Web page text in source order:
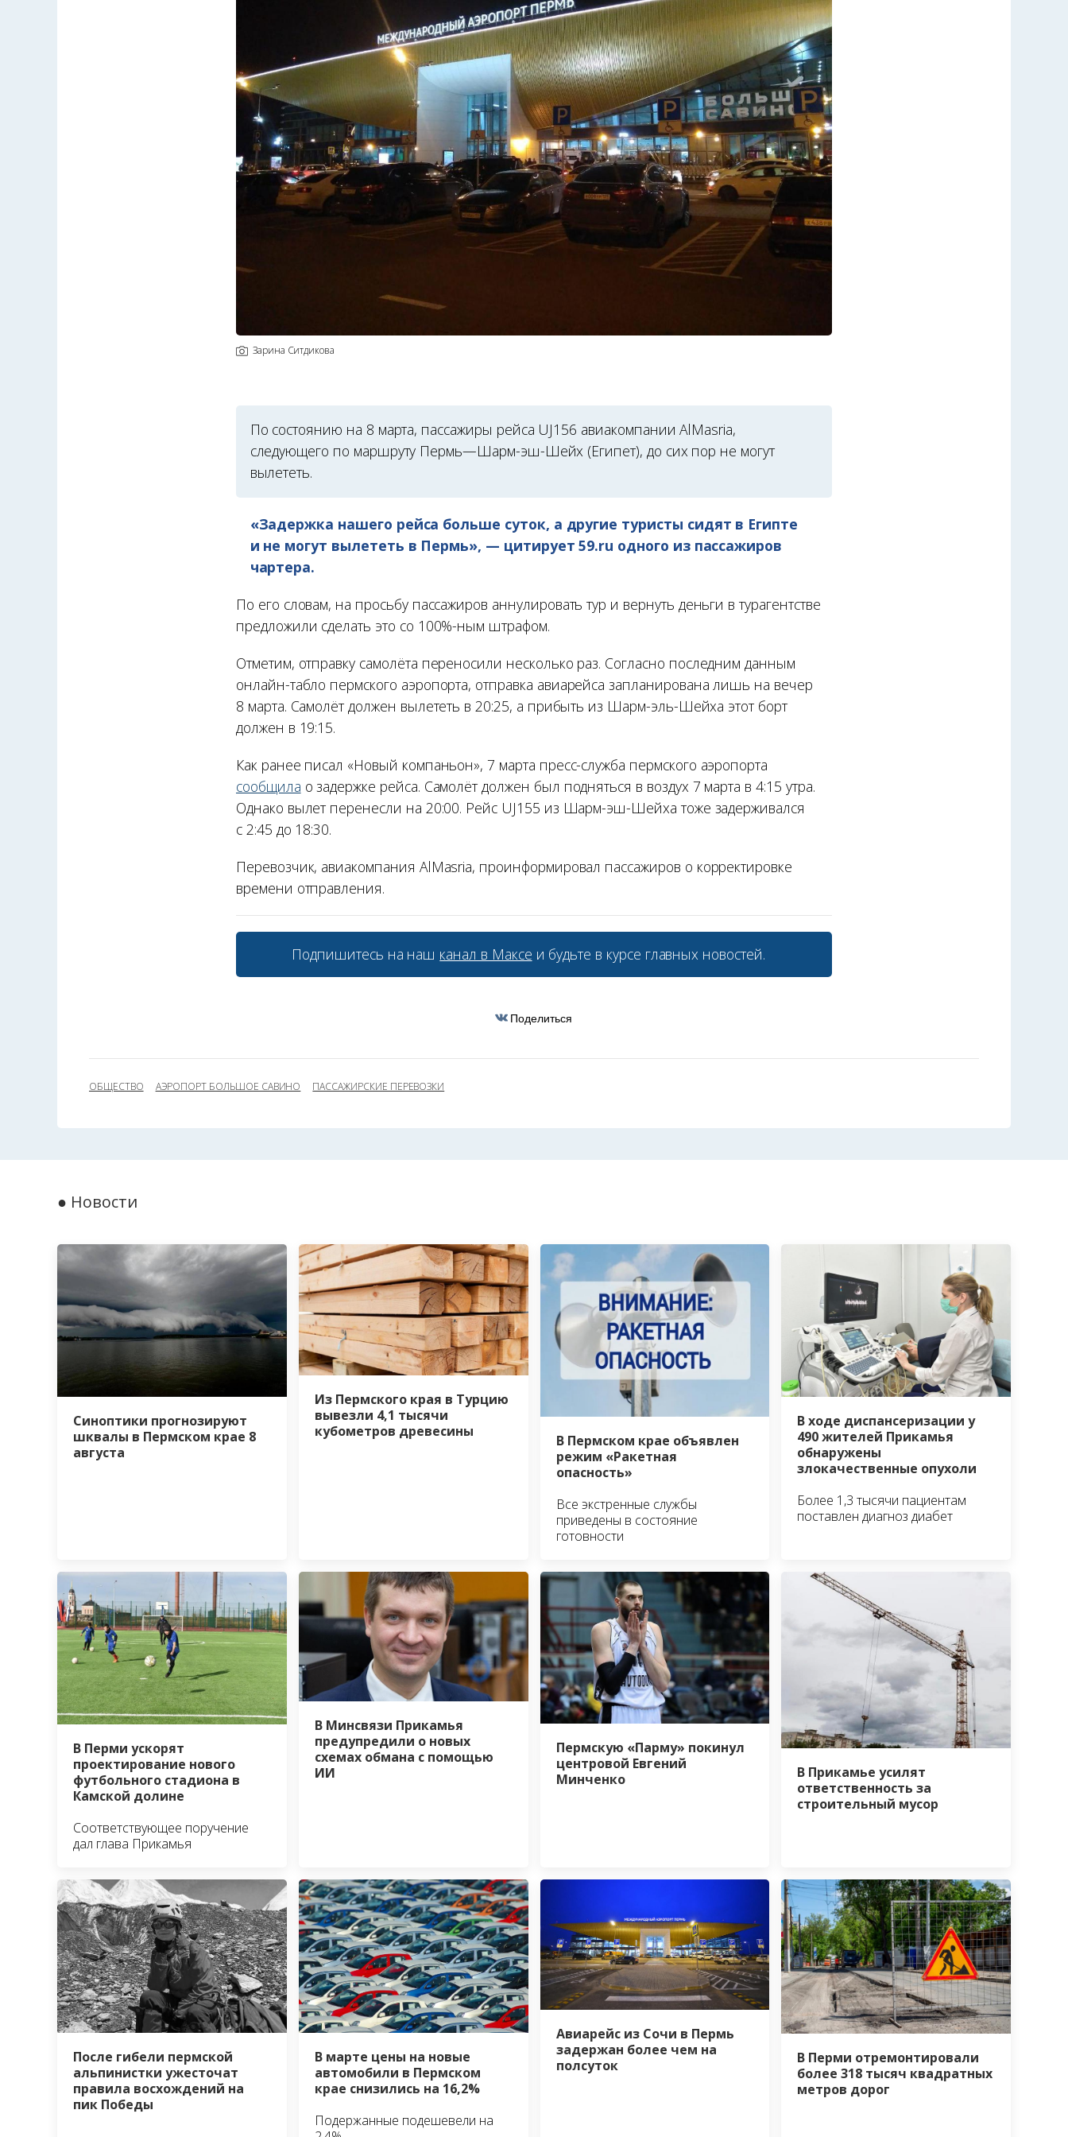
Зарина Ситдикова
По состоянию на 8 марта, пассажиры рейса UJ156 авиакомпании AlMasria,
следующего по маршруту Пермь—Шарм-эш-Шейх (Египет), до сих пор не могут
вылететь.
«Задержка нашего рейса больше суток, а другие туристы сидят в Египте
и не могут вылететь в Пермь», — цитирует 59.ru одного из пассажиров
чартера.
По его словам, на просьбу пассажиров аннулировать тур и вернуть деньги в турагентстве
предложили сделать это со 100%-ным штрафом.
Отметим, отправку самолёта переносили несколько раз. Согласно последним данным
онлайн-табло пермского аэропорта, отправка авиарейса запланирована лишь на вечер
8 марта. Самолёт должен вылететь в 20:25, а прибыть из Шарм-эль-Шейха этот борт
должен в 19:15.
Как ранее писал «Новый компаньон», 7 марта пресс-служба пермского аэропорта
сообщила о задержке рейса. Самолёт должен был подняться в воздух 7 марта в 4:15 утра.
Однако вылет перенесли на 20:00. Рейс UJ155 из Шарм-эш-Шейха тоже задерживался
с 2:45 до 18:30.
Перевозчик, авиакомпания AlMasria, проинформировал пассажиров о корректировке
времени отправления.
Подпишитесь на наш канал в Максе и будьте в курсе главных новостей.
Поделиться
ОБЩЕСТВО АЭРОПОРТ БОЛЬШОЕ САВИНО ПАССАЖИРСКИЕ ПЕРЕВОЗКИ
● Новости
Синоптики прогнозируют
шквалы в Пермском крае 8
августа
Из Пермского края в Турцию
вывезли 4,1 тысячи
кубометров древесины
В Пермском крае объявлен
режим «Ракетная
опасность»
Все экстренные службы
приведены в состояние
готовности
В ходе диспансеризации у
490 жителей Прикамья
обнаружены
злокачественные опухоли
Более 1,3 тысячи пациентам
поставлен диагноз диабет
В Перми ускорят
проектирование нового
футбольного стадиона в
Камской долине
Соответствующее поручение
дал глава Прикамья
В Минсвязи Прикамья
предупредили о новых
схемах обмана с помощью
ИИ
Пермскую «Парму» покинул
центровой Евгений
Минченко
В Прикамье усилят
ответственность за
строительный мусор
После гибели пермской
альпинистки ужесточат
правила восхождений на
пик Победы
В марте цены на новые
автомобили в Пермском
крае снизились на 16,2%
Подержанные подешевели на
Авиарейс из Сочи в Пермь
задержан более чем на
полсуток
В Перми отремонтировали
более 318 тысяч квадратных
метров дорог